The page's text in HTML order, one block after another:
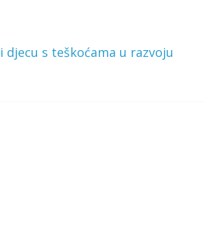
s teškoćama u razvoju